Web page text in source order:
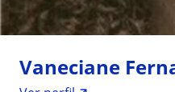
Vaneciane